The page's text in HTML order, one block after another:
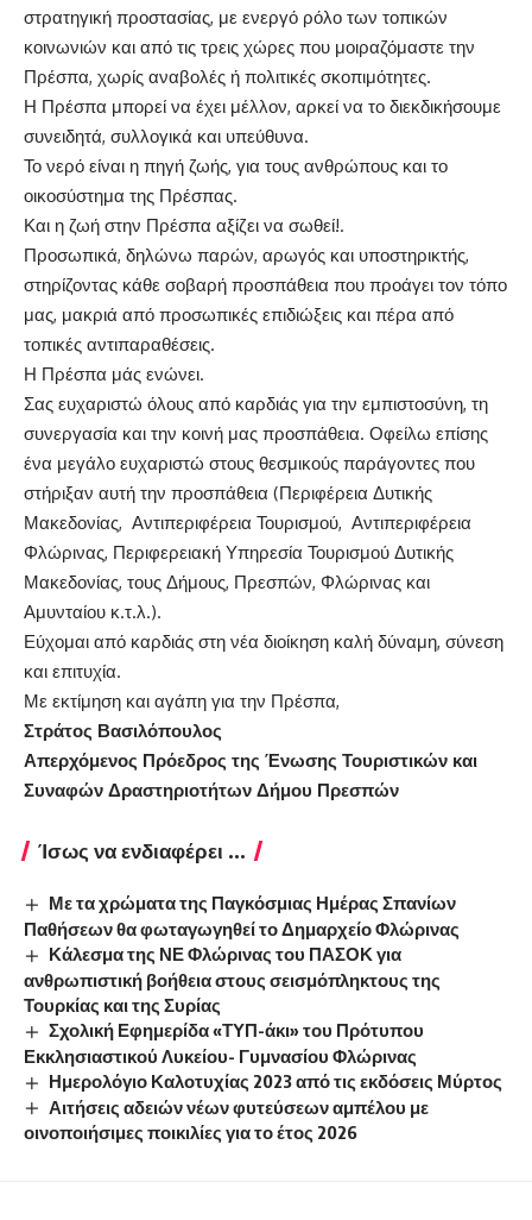
στρατηγική προστασίας, με ενεργό ρόλο των τοπικών
κοινωνιών και από τις τρεις χώρες που μοιραζόμαστε την
Πρέσπα, χωρίς αναβολές ή πολιτικές σκοπιμότητες.
Η Πρέσπα μπορεί να έχει μέλλον, αρκεί να το διεκδικήσουμε
συνειδητά, συλλογικά και υπεύθυνα.
Το νερό είναι η πηγή ζωής, για τους ανθρώπους και το
οικοσύστημα της Πρέσπας.
Και η ζωή στην Πρέσπα αξίζει να σωθεί!.
Προσωπικά, δηλώνω παρών, αρωγός και υποστηρικτής,
στηρίζοντας κάθε σοβαρή προσπάθεια που προάγει τον τόπο
μας, μακριά από προσωπικές επιδιώξεις και πέρα από
τοπικές αντιπαραθέσεις.
Η Πρέσπα μάς ενώνει.
Σας ευχαριστώ όλους από καρδιάς για την εμπιστοσύνη, τη
συνεργασία και την κοινή μας προσπάθεια. Οφείλω επίσης
ένα μεγάλο ευχαριστώ στους θεσμικούς παράγοντες που
στήριξαν αυτή την προσπάθεια (Περιφέρεια Δυτικής
Μακεδονίας, Αντιπεριφέρεια Τουρισμού, Αντιπεριφέρεια
Φλώρινας, Περιφερειακή Υπηρεσία Τουρισμού Δυτικής
Μακεδονίας, τους Δήμους, Πρεσπών, Φλώρινας και
Αμυνταίου κ.τ.λ.).
Εύχομαι από καρδιάς στη νέα διοίκηση καλή δύναμη, σύνεση
και επιτυχία.
Με εκτίμηση και αγάπη για την Πρέσπα,
Στράτος Βασιλόπουλος
Απερχόμενος Πρόεδρος της Ένωσης Τουριστικών και
Συναφών Δραστηριοτήτων Δήμου Πρεσπών
Ίσως να ενδιαφέρει ...
Με τα χρώματα της Παγκόσμιας Ημέρας Σπανίων
Παθήσεων θα φωταγωγηθεί το Δημαρχείο Φλώρινας
Κάλεσμα της ΝΕ Φλώρινας του ΠΑΣΟΚ για
ανθρωπιστική βοήθεια στους σεισμόπληκτους της
Τουρκίας και της Συρίας
Σχολική Εφημερίδα «ΤΥΠ-άκι» του Πρότυπου
Εκκλησιαστικού Λυκείου- Γυμνασίου Φλώρινας
Ημερολόγιο Καλοτυχίας 2023 από τις εκδόσεις Μύρτος
Αιτήσεις αδειών νέων φυτεύσεων αμπέλου με
οινοποιήσιμες ποικιλίες για το έτος 2026